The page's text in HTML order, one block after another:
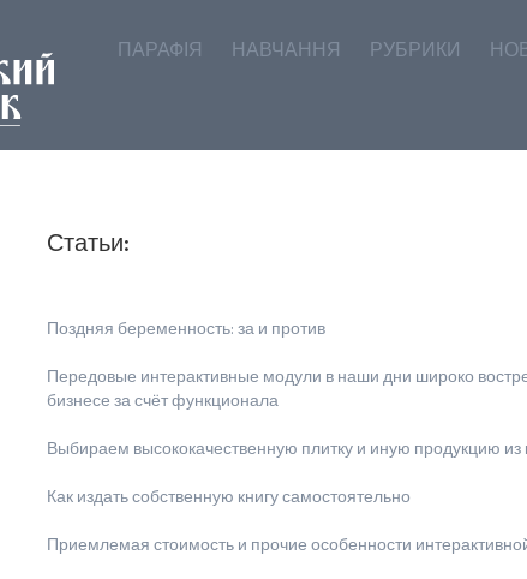
ПАРАФІЯ НАВЧАННЯ РУБРИКИ
Статьи:
Поздняя беременность: за и против
Передовые интерактивные модули в наши дни широко
бизнесе за счёт функционала
Выбираем высококачественную плитку и иную продукцию из
Как издать собственную книгу самостоятельно
Приемлемая стоимость и прочие особенности